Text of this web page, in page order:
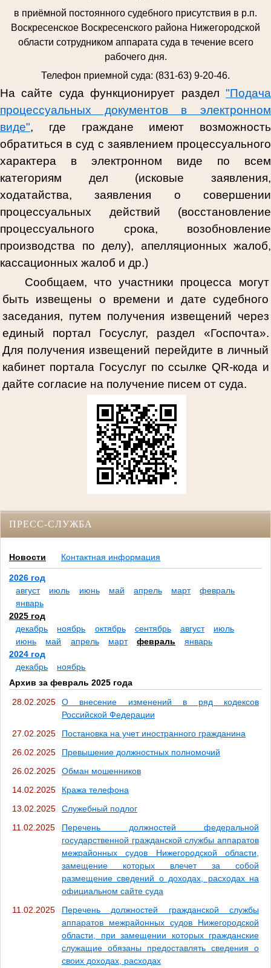
в приёмной постоянного судебного присутствия в р.п.
Воскресенское Воскресенского района Нижегородской
области сотрудником аппарата суда в течение всего
рабочего дня.
Телефон приемной суда: (831-63) 9-20-46.
На сайте суда функционирует раздел "Подача
процессуальных документов в электронном
виде", где граждане имеют возможность
обратиться в суд с заявлением процессуального
характера в электронном виде по всем
категориям дел (исковые заявления,
ходатайства, заявления о совершении
процессуальных действий (восстановление
процессуального срока, возобновление
производства по делу), апелляционных жалоб,
кассационных жалоб и др.)
Сообщаем, что участники процесса могут
быть извещены о времени и дате судебного
заседания, путем получения извещений через
единый портал Госуслуг, раздел «Госпочта».
Для получения извещений перейдите в личный
кабинет портала Госуслуг по ссылке QR-кода и
дайте согласие на получение писем от суда.
ПРЕСС-СЛУЖБА
Новости Контактная информация
2026 год
август
июль июнь май апрель март
февраль
январь
2025 год
декабрь
ноябрь октябрь сентябрь август
июль
июнь
май апрель март февраль
январь
2024 год
декабрь
ноябрь
Архив за февраль 2025 года
28.02.2025
О внесение изменений в ряд кодексов
Российской Федерации
27.02.2025
Постановка на учет иностранного гражданина
26.02.2025
Превышение должностных полномочий
26.02.2025
Обман мошенников
14.02.2025
Кража телефона
13.02.2025
Служебный подлог
11.02.2025
Перечень должностей федеральной
государственной гражданской службы аппаратов
межрайонных судов Нижегородской области,
замещение которых влечет за собой
размещение сведений о доходах, расходах на
официальном сайте суда
11.02.2025
Перечень должностей гражданской службы
аппаратов межрайонных судов Нижегородской
области, при замещении которых гражданские
служащие обязаны предоставлять сведения о
своих доходах, расходах